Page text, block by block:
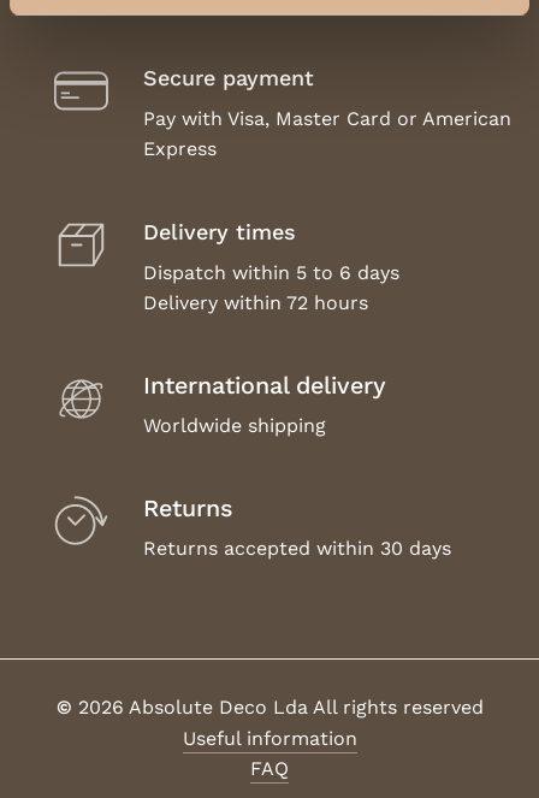
Secure payment
Pay with Visa, Master Card or American
Express
Delivery times
Dispatch within 5 to 6 days
Delivery within 72 hours
International delivery
Worldwide shipping
Returns
Returns accepted within 30 days
© 2026 Absolute Deco Lda All rights reserved
Useful information
FAQ